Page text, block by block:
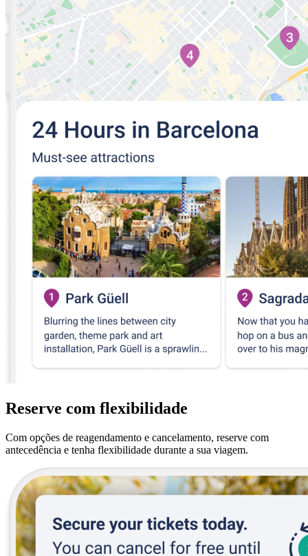
Reserve com flexibilidade
Com opções de reagendamento e cancelamento, reserve com
antecedência e tenha flexibilidade durante a sua viagem.